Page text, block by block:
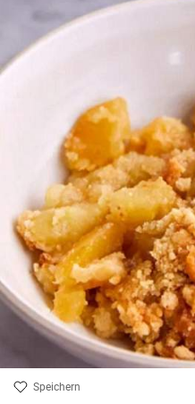
Speichern